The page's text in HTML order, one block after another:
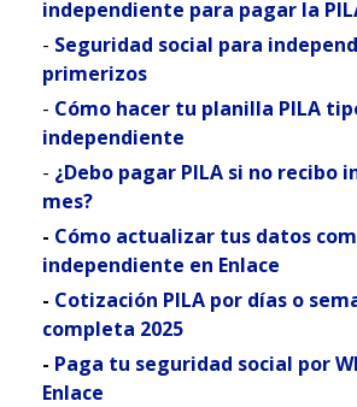
independiente para pagar la
- Seguridad social para
primerizos
- Cómo hacer tu planilla PILA
independiente
- ¿Debo pagar PILA si no recibo
mes?
- Cómo actualizar tus datos
independiente en Enlace
- Cotización PILA por días o
completa 2025
- Paga tu seguridad social por
Enlace